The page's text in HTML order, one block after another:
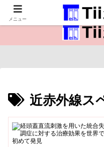
医療保健・生命
近赤外線ス
メニュー